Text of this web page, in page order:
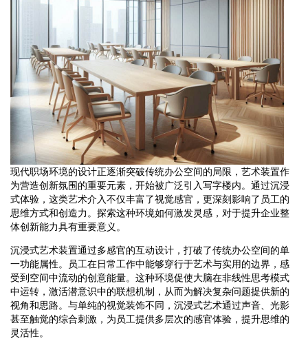
现代职场环境的设计正逐渐突破传统办公空间的局限，艺术装置作
为营造创新氛围的重要元素，开始被广泛引入写字楼内。通过沉浸
式体验，这类艺术介入不仅丰富了视觉感官，更深刻影响了员工的
思维方式和创造力。探索这种环境如何激发灵感，对于提升企业整
体创新能力具有重要意义。
沉浸式艺术装置通过多感官的互动设计，打破了传统办公空间的单
一功能属性。员工在日常工作中能够穿行于艺术与实用的边界，感
受到空间中流动的创意能量。这种环境促使大脑在非线性思考模式
中运转，激活潜意识中的联想机制，从而为解决复杂问题提供新的
视角和思路。与单纯的视觉装饰不同，沉浸式艺术通过声音、光影
甚至触觉的综合刺激，为员工提供多层次的感官体验，提升思维的
灵活性。